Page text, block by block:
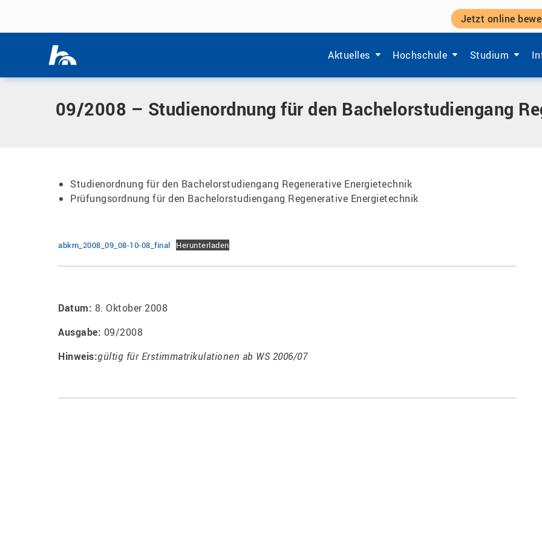
Jetzt online
Aktuelles
Zeige Menü-Unterpunkte von 'Aktuelles'.
Hochschule
Zeige Menü-Unterpunkte von
Studium
Zeige Menü-
Home|Dokumente|09/2008 – Studienordnung für den Bachelorstudiengang Regenerative Energietechnik
09/2008 – Studienordnung für den Bachelorstudiengang
Studienordnung für den Bachelorstudiengang Regenerative Energietechnik
Prüfungsordnung für den Bachelorstudiengang Regenerative Energietechnik
abkm_2008_09_08-10-08_final Herunterladen
Datum: 8. Oktober 2008
Ausgabe: 09/2008
Hinweis:gültig für Erstimmatrikulationen ab WS 2006/07